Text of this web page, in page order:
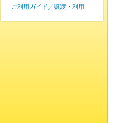
ご利用ガイド／譲渡・利用